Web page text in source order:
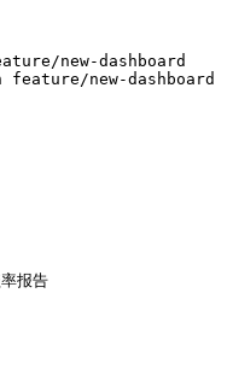
new-dashboard
feature/new-dashboard
报告